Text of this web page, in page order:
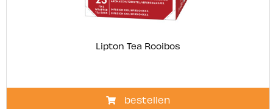
Lipton Tea Rooibos
bestellen